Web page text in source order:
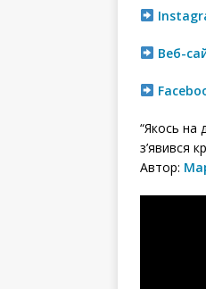
Веб-
“Якось на
з’явився
Автор: